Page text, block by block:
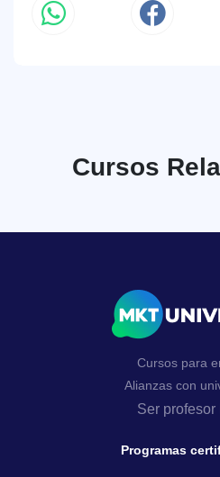
Cursos
Cursos para
Alianzas con
Ser profesor
Programas